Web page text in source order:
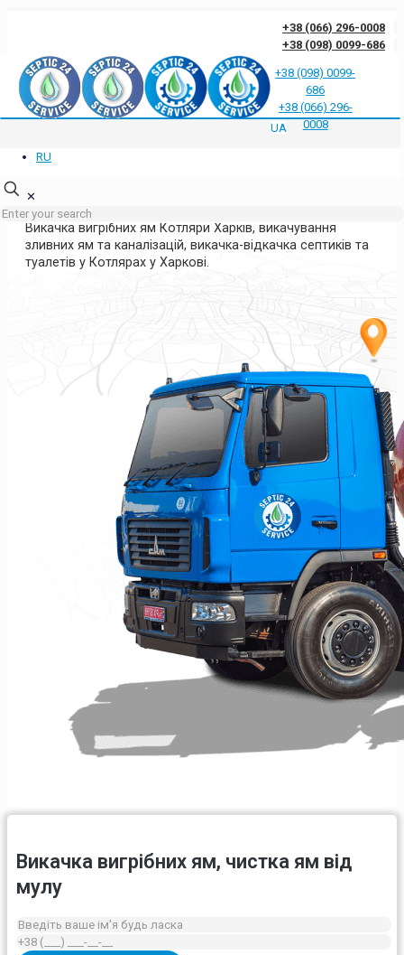
+38 (066) 296-0008
+38 (098) 0099-686
Відгуки клієнтів про нас Відповіді на часті запитання Блог
Контакти
Політика конфіденційності
+38 (098) 0099-
686
+38 (066) 296-
0008
UA
RU
✕
ВИКАЧКА ЯМ КОТЛЯРИ ХАРКІВ
ХАРКІВСЬКІЙ ОБЛАСТІ
Викачка вигрібних ям Котляри Харків, викачування
зливних ям та каналізацій, викачка-відкачка септиків та
туалетів у Котлярах у Харкові.
Викачка вигрібних ям, чистка ям від
мулу